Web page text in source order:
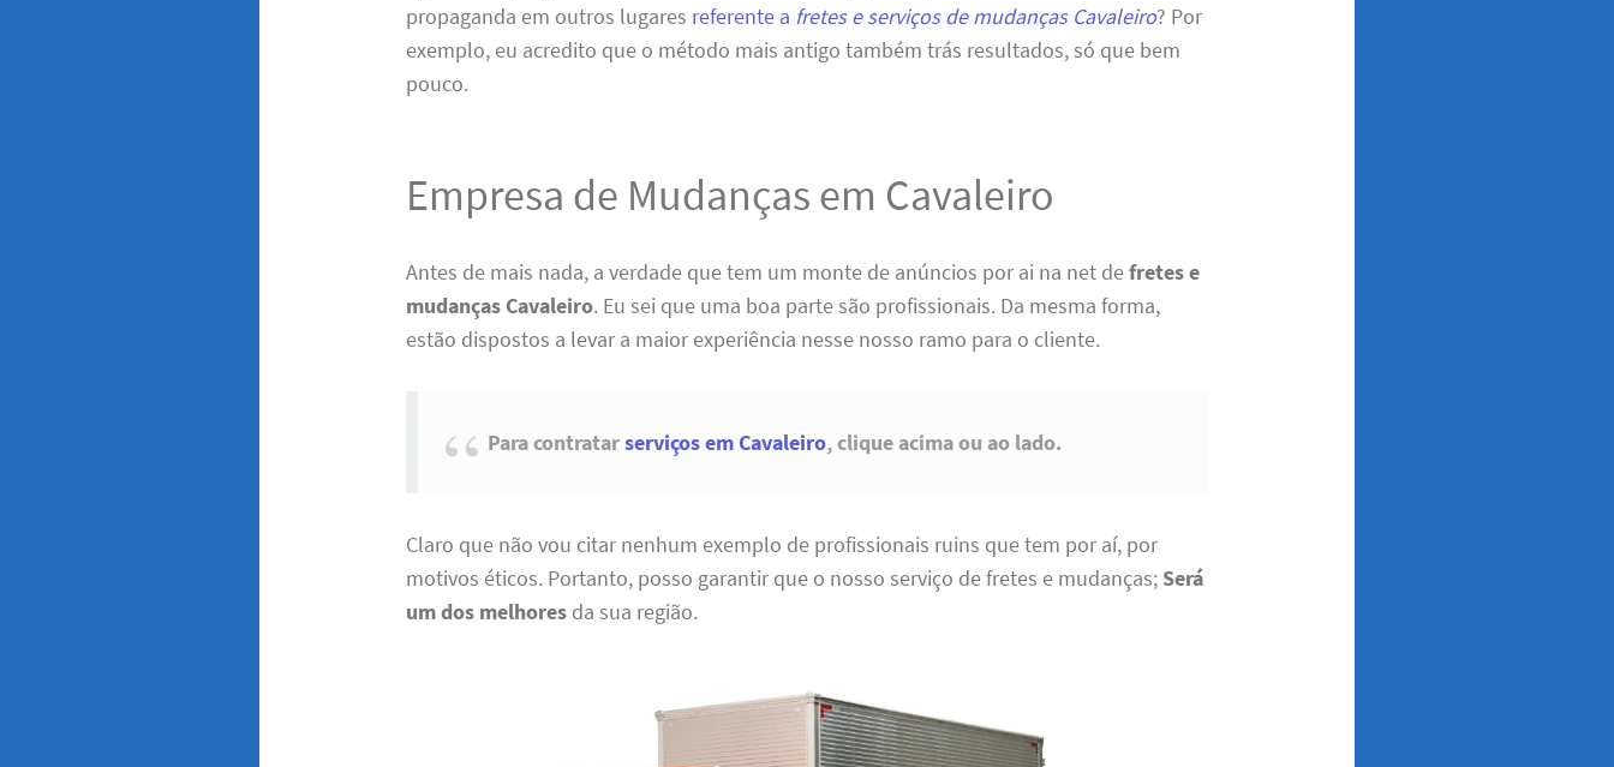
propaganda em outros lugares referente a fretes e serviços de mudanças Cavaleiro? Por
exemplo, eu acredito que o método mais antigo também trás resultados, só que bem
pouco.
Empresa de Mudanças em Cavaleiro
Antes de mais nada, a verdade que tem um monte de anúncios por ai na net defretes e
mudanças Cavaleiro. Eu sei que uma boa parte são profissionais. Da mesma forma,
estão dispostos a levar a maior experiência nesse nosso ramo para o cliente.
Para contratarserviços em Cavaleiro, clique acima ou ao lado.
Claro que não vou citar nenhum exemplo de profissionais ruins que tem por aí, por
motivos éticos. Portanto, posso garantir que o nosso serviço de fretes e mudanças; Será
um dos melhores da sua região.